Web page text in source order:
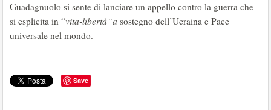
Guadagnuolo si sente di lanciare un appello contro la guerra che
si esplicita in “vita-libertà”a sostegno dell’Ucraina e Pace
universale nel mondo.
Save